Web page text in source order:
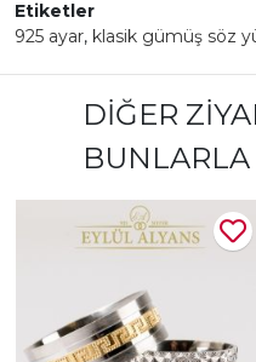
Etiketler
925 ayar, klasik gümüş söz
DIĞER